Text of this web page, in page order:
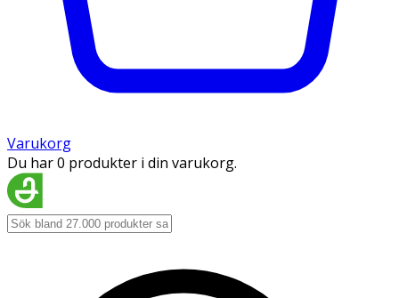
Varukorg
Du har 0 produkter i din varukorg.